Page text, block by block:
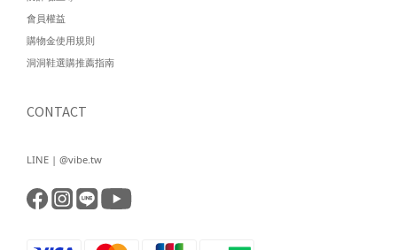
會員權益
購物金使用規則
洞洞鞋選購推薦指南
CONTACT
LINE | @vibe.tw